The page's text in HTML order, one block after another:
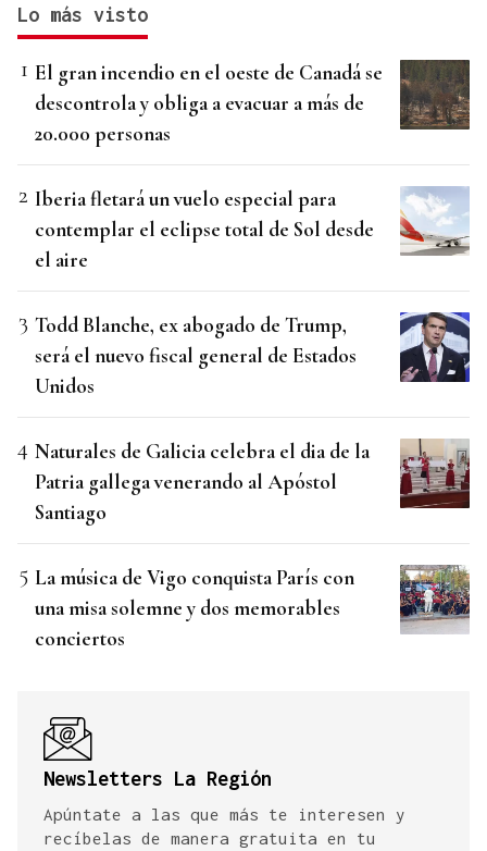
Lo más visto
El gran incendio en el oeste de Canadá se
descontrola y obliga a evacuar a más de
20.000 personas
Iberia fletará un vuelo especial para
contemplar el eclipse total de Sol desde
el aire
Todd Blanche, ex abogado de Trump,
será el nuevo fiscal general de Estados
Unidos
Naturales de Galicia celebra el dia de la
Patria gallega venerando al Apóstol
Santiago
La música de Vigo conquista París con
una misa solemne y dos memorables
conciertos
Newsletters La Región
Apúntate a las que más te interesen y
recíbelas de manera gratuita en tu